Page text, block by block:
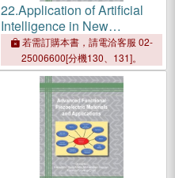
22.Application of Artificial
Intelligence in New
Materials Discovery
若需訂購本書，請電洽客服 02-
25006600[分機130、131]。